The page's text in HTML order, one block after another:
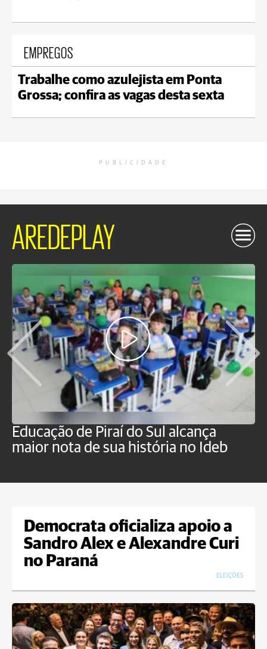
EMPREGOS
Trabalhe como azulejista em Ponta
Grossa; confira as vagas desta sexta
PUBLICIDADE
AREDEPLAY
Educação de Piraí do Sul alcança
maior nota de sua história no Ideb
Democrata oficializa apoio a
Sandro Alex e Alexandre Curi
no Paraná
ELEIÇÕES